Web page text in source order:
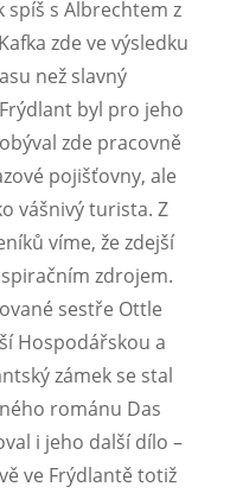
s Albrechtem z
zde ve výsledku
než slavný
byl pro jeho
zde pracovně
pojišťovny, ale
vášnivý turista. Z
víme, že zdejší
zdrojem.
sestře Ottle
Hospodářskou a
zámek se stal
románu Das
i jeho další dílo –
ve Frýdlantě totiž